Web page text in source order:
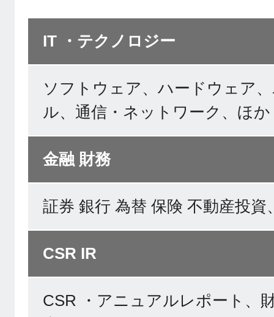
IT ・テクノロジー
ソフトウェア、ハードウェア
ル、通信・ネットワーク、ほか
金融 財務
証券 銀行 為替 保険 不動産投資
CSR IR
CSR ・アニュアルレポート、